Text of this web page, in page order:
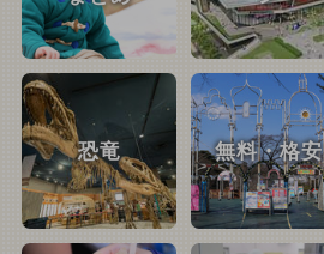
恐竜 無料・格安